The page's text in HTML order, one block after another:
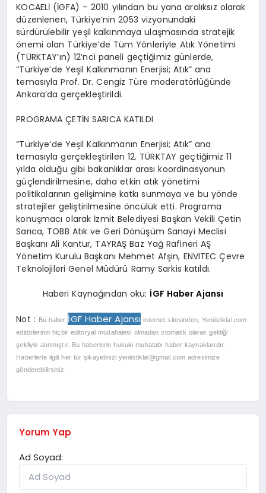
KOCAELİ (İGFA) – 2010 yılından bu yana aralıksız olarak
düzenlenen, Türkiye’nin 2053 vizyonundaki
sürdürülebilir yeşil kalkınmaya ulaşmasında stratejik
önemi olan Türkiye’de Tüm Yönleriyle Atık Yönetimi
(TÜRKTAY’ın) 12’nci paneli geçtiğimiz günlerde,
“Türkiye’de Yeşil Kalkınmanın Enerjisi; Atık” ana
temasıyla Prof. Dr. Cengiz Türe moderatörlüğünde
Ankara’da gerçekleştirildi.
PROGRAMA ÇETİN SARICA KATILDI
“Türkiye’de Yeşil Kalkınmanın Enerjisi; Atık” ana
temasıyla gerçekleştirilen 12. TÜRKTAY geçtiğimiz 11
yılda olduğu gibi bakanlıklar arası koordinasyonun
güçlendirilmesine, daha etkin atık yönetimi
politikalarının gelişimine katkı sunmaya ve bu yönde
stratejiler geliştirilmesine öncülük etti. Programa
konuşmacı olarak İzmit Belediyesi Başkan Vekili Çetin
Sarıca, TOBB Atık ve Geri Dönüşüm Sanayi Meclisi
Başkanı Ali Kantur, TAYRAŞ Baz Yağ Rafineri AŞ
Yönetim Kurulu Başkanı Mehmet Afşin, ENVITEC Çevre
Teknolojileri Genel Müdürü Ramy Sarkis katıldı.
Haberi Kaynağından oku: İGF Haber Ajansı
Not : Bu haber İGF Haber Ajansı internet sitesinden, Yeniistiklal.com
editörlerinin hiçbir editoryal müdahalesi olmadan otomatik olarak geldiği
şekliyle alınmıştır. Bu haberlerin hukuki muhatabı haber kaynaklarıdır.
Haberlerle ilgili her tür şikayetinizi yeniistiklal@gmail.com adresimize
gönderebilirsiniz.
Yorum Yap
Ad Soyad: